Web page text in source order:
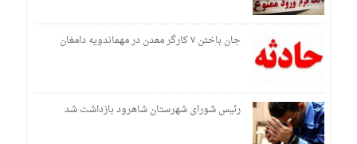
جان باختن ۷ کارگر معدن در مهماندویه دامغان
رئیس شورای شهرستان شاهرود بازداشت شد